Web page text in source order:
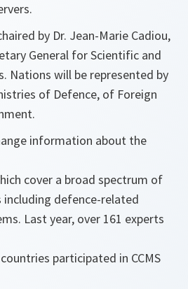
by Dr. Jean-Marie Cadiou,
General for Scientific and
Nations will be represented by
of Defence, of Foreign
information about the
cover a broad spectrum of
including defence-related
Last year, over 161 experts
participated in CCMS